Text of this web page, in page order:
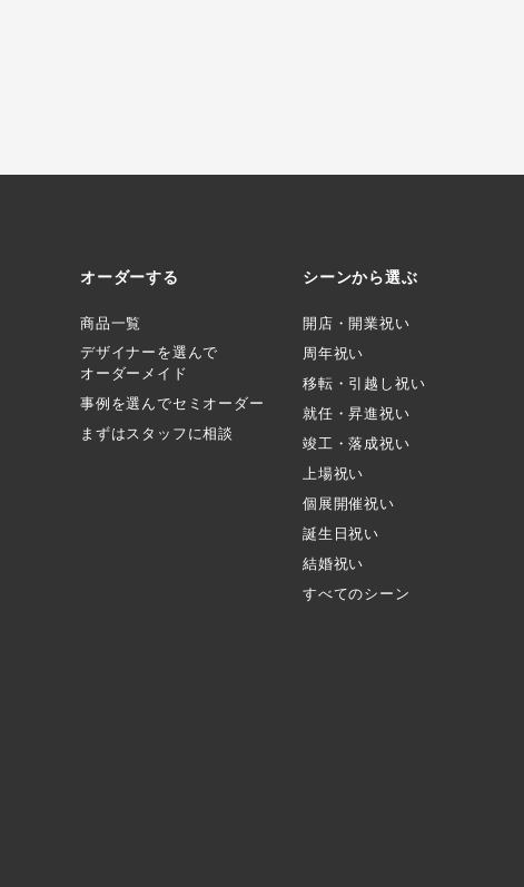
オーダーする
商品一覧
デザイナーを選んで
オーダーメイド
事例を選んでセミオーダー
まずはスタッフに相談
シーンから選ぶ
開店・開業祝い
周年祝い
移転・引越し祝い
就任・昇進祝い
竣工・落成祝い
上場祝い
個展開催祝い
誕生日祝い
結婚祝い
すべてのシーン